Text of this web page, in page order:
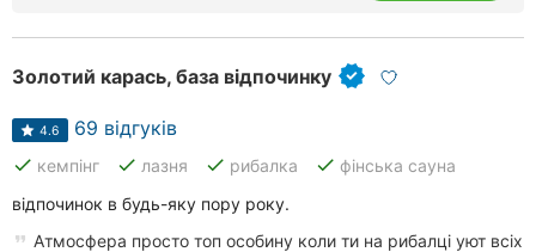
Золотий карась, база відпочинку
4.6 69 відгуків
done кемпінг done лазня done рибалка done фінська сауна
відпочинок в будь-яку пору року.
Атмосфера просто топ особину коли ти на рибалці уют всіх